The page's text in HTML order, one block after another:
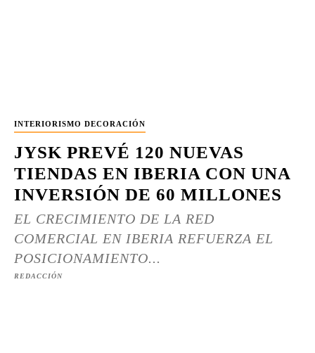
INTERIORISMO DECORACIÓN
JYSK PREVÉ 120 NUEVAS
TIENDAS EN IBERIA CON UNA
INVERSIÓN DE 60 MILLONES
EL CRECIMIENTO DE LA RED
COMERCIAL EN IBERIA REFUERZA EL
POSICIONAMIENTO...
REDACCIÓN